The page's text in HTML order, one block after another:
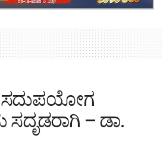
ಸದುಪಯೋಗ
– ಡಾ.